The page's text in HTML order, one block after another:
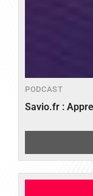
PODCAST
Savio.fr :